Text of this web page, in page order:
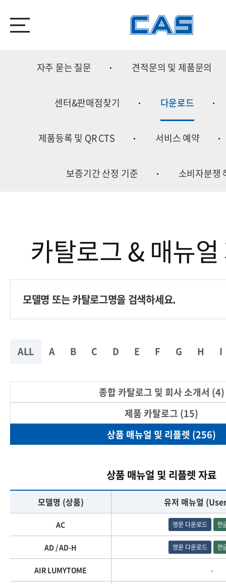
자주 묻는 질문 견적문의 및 제품문의
센터&판매점찾기 다운로드
제품등록 및 QR CTS 서비스 예약
보증기간 산정 기준 소비자분쟁
카탈로그 & 매뉴
ALL A B C D E F G H I
종합 카탈로그 및 회사 소개서 (4)
제품 카탈로그 (15)
상품 매뉴얼 및 리플렛 (256)
상품 매뉴얼 및 리플렛 자료
모델명 (상품) 유저 매뉴얼
AC 영문 다운로드 한
AD / AD-H 영문 다운로드 한
AIR LUMYTOME -